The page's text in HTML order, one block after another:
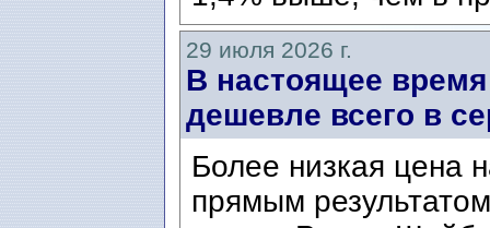
29 июля 2026 г.
В настоящее
дешевле всего в
Более низкая цена
прямым